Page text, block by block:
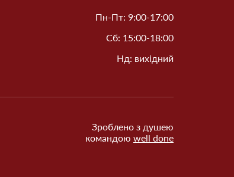
Пн-Пт: 9:00-17:00
Сб: 15:00-18:00
Нд: вихідний
Зроблено з душею
командою well done